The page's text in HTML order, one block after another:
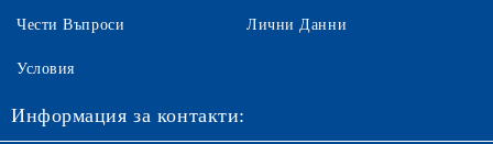
Чести Въпроси Лични Данни
Условия
Информация за контакти: